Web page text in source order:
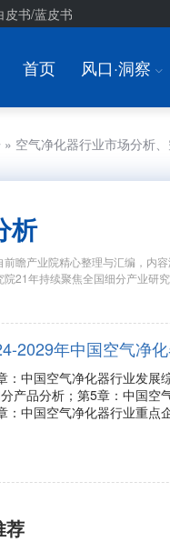
皮书/蓝皮书
首页 风口·洞察 I
» 空气净化器行业市场分析
析
瞻产业院精心整理与汇编，内
21年持续聚焦全国细分产业研
2029年中国空气净
：中国空气净化器行业发展
产品分析；第5章：中国空
：中国空气净化器行业重点
荐